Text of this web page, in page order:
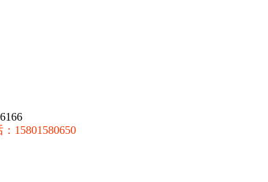
15801580650